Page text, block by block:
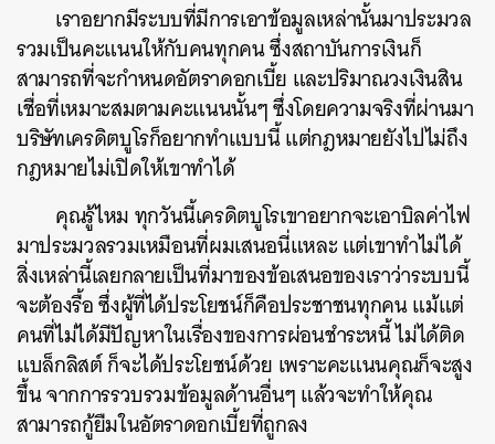
เราอยากมีระบบที่มีการเอาข้อมูลเหล่านั้นมาประมวล
รวมเป็นคะแนนให้กับคนทุกคน ซึ่งสถาบันการเงินก็
สามารถที่จะกำหนดอัตราดอกเบี้ย และปริมาณวงเงินสิน
เชื่อที่เหมาะสมตามคะแนนนั้นๆ ซึ่งโดยความจริงที่ผ่านมา
บริษัทเครดิตบูโรก็อยากทำแบบนี้ แต่กฎหมายยังไปไม่ถึง
กฎหมายไม่เปิดให้เขาทำได้
คุณรู้ไหม ทุกวันนี้เครดิตบูโรเขาอยากจะเอาบิลค่าไฟ
มาประมวลรวมเหมือนที่ผมเสนอนี่แหละ แต่เขาทำไม่ได้
สิ่งเหล่านี้เลยกลายเป็นที่มาของข้อเสนอของเราว่าระบบนี้
จะต้องรื้อ ซึ่งผู้ที่ได้ประโยชน์ก็คือประชาชนทุกคน แม้แต่
คนที่ไม่ได้มีปัญหาในเรื่องของการผ่อนชำระหนี้ ไม่ได้ติด
แบล็กลิสต์ ก็จะได้ประโยชน์ด้วย เพราะคะแนนคุณก็จะสูง
ขึ้น จากการรวบรวมข้อมูลด้านอื่นๆ แล้วจะทำให้คุณ
สามารถกู้ยืมในอัตราดอกเบี้ยที่ถูกลง